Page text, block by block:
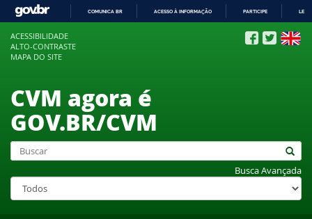
COMUNICA BR ACESSO À INFORMAÇÃO PARTICIPE
ACESSIBILIDADE
ALTO-CONTRASTE
MAPA DO SITE
CVM agora é
GOV.BR/CVM
Busca Avançada